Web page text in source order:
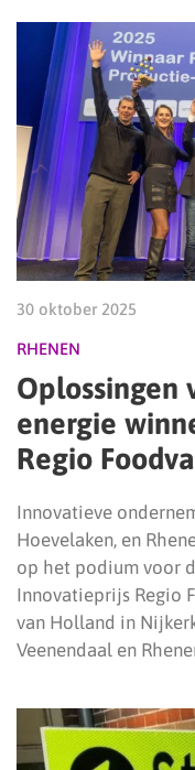
30 oktober 2025
RHENEN
Oplossingen
energie
Regio
Innovatieve
Hoevelaken, en
op het podium voor
Innovatieprijs Regio
van Holland in
Veenendaal en